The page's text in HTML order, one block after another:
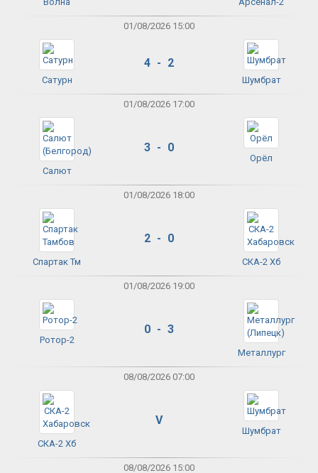
01/08/2026 15:00
Сатурн
4 - 2
Шумбрат
01/08/2026 17:00
Салют
3 - 0
Орёл
01/08/2026 18:00
Спартак Тм
2 - 0
СКА-2 Хб
01/08/2026 19:00
Ротор-2
0 - 3
Металлург
08/08/2026 07:00
СКА-2 Хб
V
Шумбрат
08/08/2026 15:00